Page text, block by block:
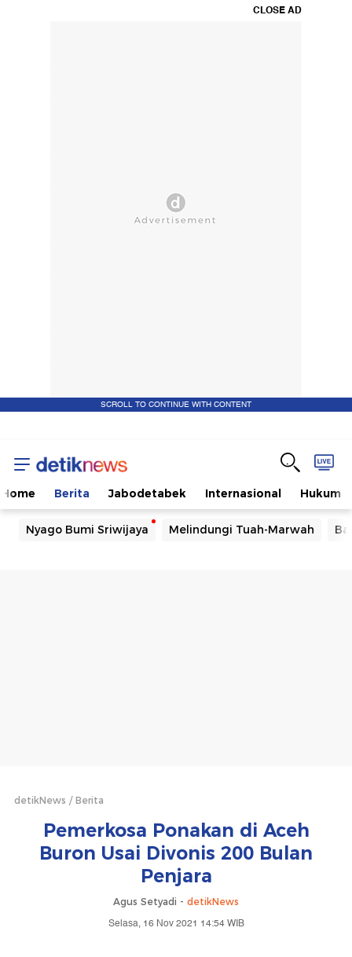
CLOSE AD
SCROLL TO CONTINUE WITH CONTENT
Home Berita Jabodetabek Internasional Hukum
Nyago Bumi Sriwijaya Melindungi Tuah-Marwah
detikNews Berita
Pemerkosa Ponakan di Aceh
Buron Usai Divonis 200 Bulan
Penjara
Agus Setyadi - detikNews
Selasa, 16 Nov 2021 14:54 WIB